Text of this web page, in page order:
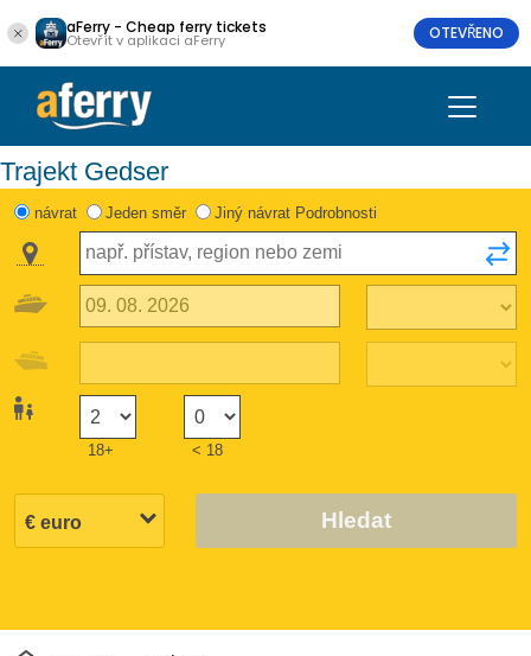
aFerry - Cheap ferry tickets
Otevřít v aplikaci aFerry OTEVŘENO
Trajekt Gedser
návrat Jeden směr Jiný návrat Podrobnosti
18+ < 18
Hledat